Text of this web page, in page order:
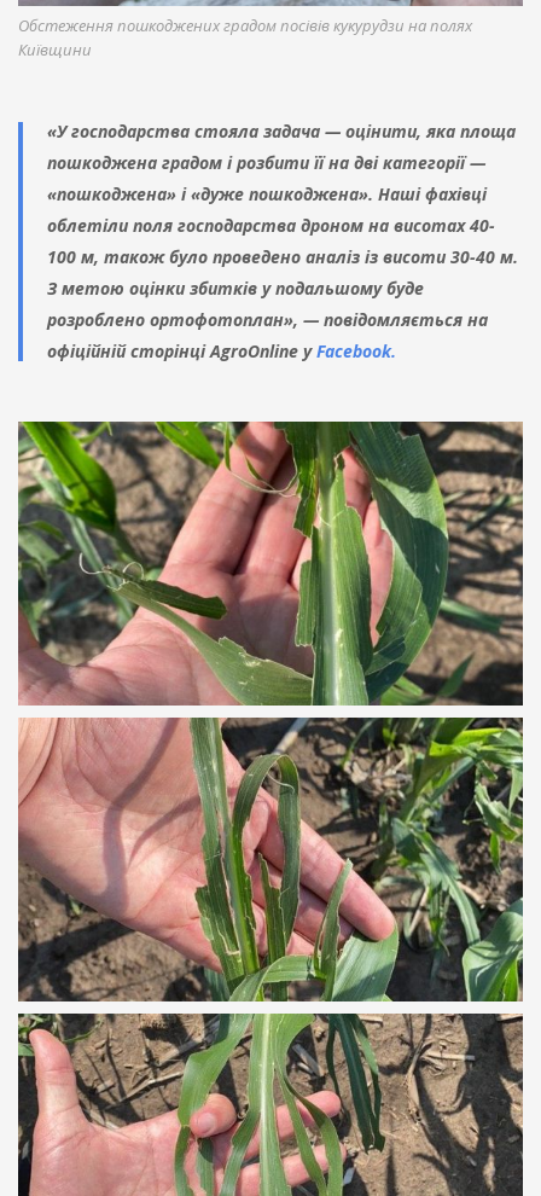
Обстеження пошкоджених градом посівів кукурудзи на полях
Київщини
«У господарства стояла задача — оцінити, яка площа
пошкоджена градом і розбити її на дві категорії —
«пошкоджена» і «дуже пошкоджена». Наші фахівці
облетіли поля господарства дроном на висотах 40-
100 м, також було проведено аналіз із висоти 30-40 м.
З метою оцінки збитків у подальшому буде
розроблено ортофотоплан», — повідомляється на
офіційній сторінці AgroOnline уFacebook.